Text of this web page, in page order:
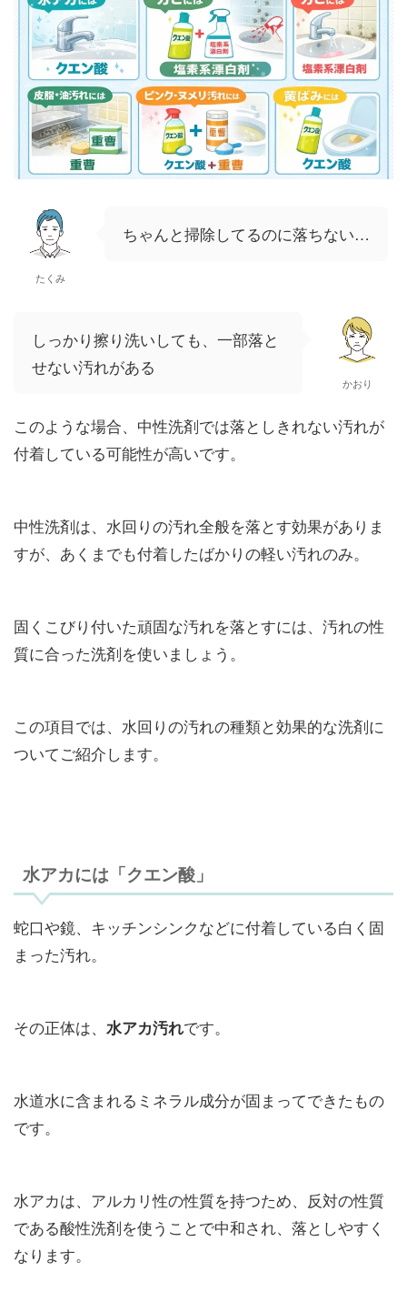
たくみ
ちゃんと掃除してるのに落ちない…
しっかり擦り洗いしても、一部落と
せない汚れがある
かおり
このような場合、中性洗剤では落としきれない汚れが
付着している可能性が高いです。
中性洗剤は、水回りの汚れ全般を落とす効果がありま
すが、あくまでも付着したばかりの軽い汚れのみ。
固くこびり付いた頑固な汚れを落とすには、汚れの性
質に合った洗剤を使いましょう。
この項目では、水回りの汚れの種類と効果的な洗剤に
ついてご紹介します。
水アカには「クエン酸」
蛇口や鏡、キッチンシンクなどに付着している白く固
まった汚れ。
その正体は、 水アカ汚れです。
水道水に含まれるミネラル成分が固まってできたもの
です。
水アカは、アルカリ性の性質を持つため、反対の性質
である酸性洗剤を使うことで中和され、落としやすく
なります。